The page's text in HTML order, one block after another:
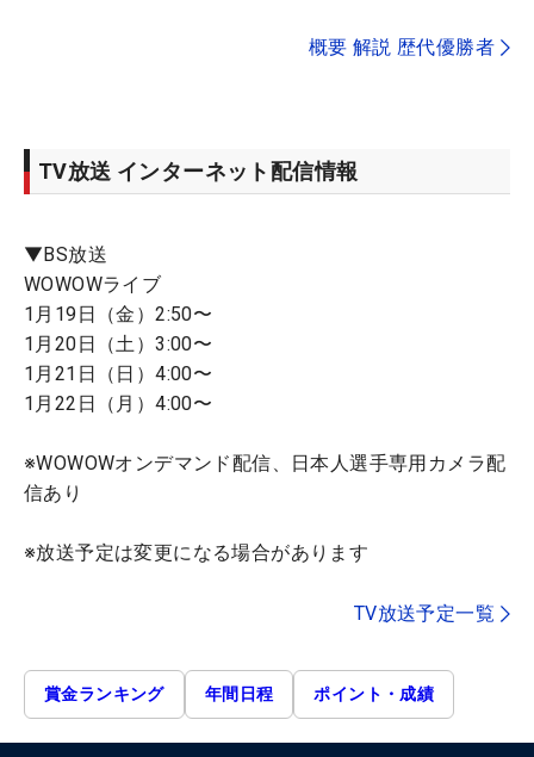
概要 解説 歴代優勝者
TV放送 インターネット配信情報
▼BS放送
WOWOWライブ
1月19日（金）2:50〜
1月20日（土）3:00〜
1月21日（日）4:00〜
1月22日（月）4:00〜
※WOWOWオンデマンド配信、日本人選手専用カメラ配
信あり
※放送予定は変更になる場合があります
TV放送予定一覧
賞金ランキング 年間日程 ポイント・成績